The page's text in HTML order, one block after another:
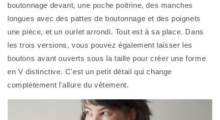
boutonnage devant, une poche poitrine, des manches
longues avec des pattes de boutonnage et des poignets
une pièce, et un ourlet arrondi. Tout est à sa place. Dans
les trois versions, vous pouvez également laisser les
boutons avant ouverts sous la taille pour créer une forme
en V distinctive. C'est un petit détail qui change
complètement l'allure du vêtement.